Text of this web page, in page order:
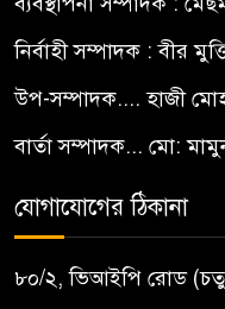
নির্বাহী সম্পাদক : বীর
উপ-সম্পাদক.... হাজী
বার্তা সম্পাদক... মো:
যোগাযোগের ঠিকানা
৮০/২, ভিআইপি রোড